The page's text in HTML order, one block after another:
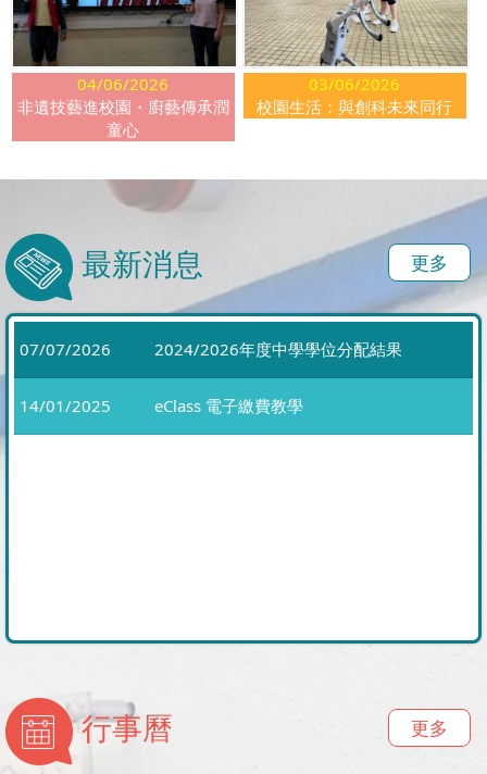
04/06/2026
非遺技藝進校園・廚藝傳承潤
童心
03/06/2026
校園生活：與創科未來同行
更多
最新消息
07/07/2026 2024/2026年度中學學位分配結果
14/01/2025 eClass 電子繳費教學
更多
行事曆